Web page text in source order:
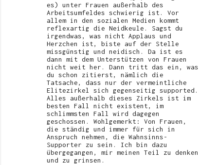
es) unter Frauen außerhalb des
Arbeitsumfeldes schwierig ist. Vor
allem in den sozialen Medien kommt
reflexartig die Neidkeule. Sagst du
irgendwas, was nicht Applaus und
Herzchen ist, biste auf der Stelle
missgünstig und neidisch. Da ist es
dann mit dem Unterstützen von Frauen
nicht weit her. Dann tritt das ein, was
du schon zitierst, nämlich die
Tatsache, dass nur der vermeintliche
Elitezirkel sich gegenseitig supported.
Alles außerhalb dieses Zirkels ist im
besten Fall nicht existent, im
schlimmsten Fall wird dagegen
geschossen. Wohlgemerkt: Von Frauen,
die ständig und immer für sich in
Anspruch nehmen, die Wahnsinns-
Supporter zu sein. Ich bin dazu
übergegangen, mir meinen Teil zu denken
und zu grinsen.